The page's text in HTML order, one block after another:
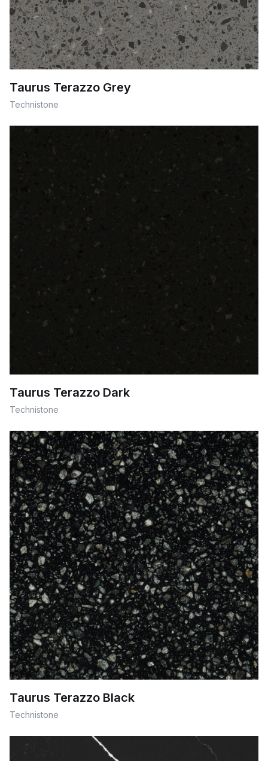
Taurus Terazzo Grey
Technistone
Taurus Terazzo Dark
Technistone
Taurus Terazzo Black
Technistone